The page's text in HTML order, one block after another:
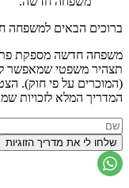
ברוכים הבאים למשפחה
משפחה חדשה מספקת
תצהיר משפטי שמאפשר
(המוכרים על פי חוק).
המדריך המלא לזכויות